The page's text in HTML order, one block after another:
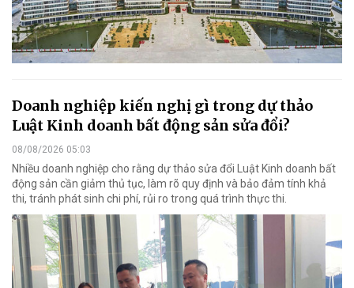
Doanh nghiệp kiến nghị gì trong dự thảo
Luật Kinh doanh bất động sản sửa đổi?
08/08/2026 05:03
Nhiều doanh nghiệp cho rằng dự thảo sửa đổi Luật Kinh doanh bất
động sản cần giảm thủ tục, làm rõ quy định và bảo đảm tính khả
thi, tránh phát sinh chi phí, rủi ro trong quá trình thực thi.